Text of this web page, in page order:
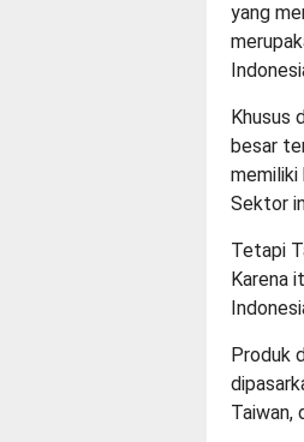
yang
Khusus
besar
memiliki
Sektor
Tetapi
Karena
Produk
Taiwan,